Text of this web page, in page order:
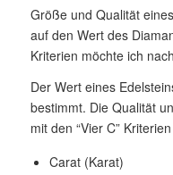
Größe und Qualität
auf den Wert des
Kriterien möchte ich
Der Wert eines
bestimmt. Die Qualität
mit den “Vier C”
Carat (Karat)